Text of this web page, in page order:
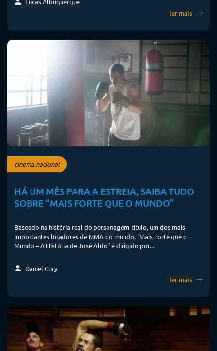
Lucas Albuquerque
ler mais
cinema nacional
HÁ UM MÊS PARA A ESTREIA, SAIBA TUDO
SOBRE “MAIS FORTE QUE O MUNDO”
Baseado na história real do personagem-título, um dos mais
importantes lutadores de MMA do mundo, “Mais Forte que o
Mundo – A História de José Aldo” é dirigido por...
Daniel Cury
ler mais